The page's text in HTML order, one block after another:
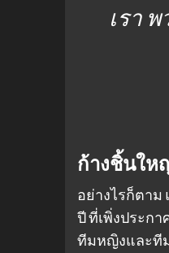
เรา
ก้างชิ้นให
อย่างไรก็ตาม
ปี ที่เพิ่งประก
ทีมหญิงและทีม